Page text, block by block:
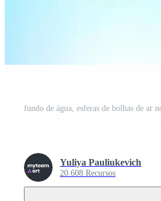
fundo de água, esferas de bolhas de ar
Yuliya Pauliukevich
20.608 Recursos